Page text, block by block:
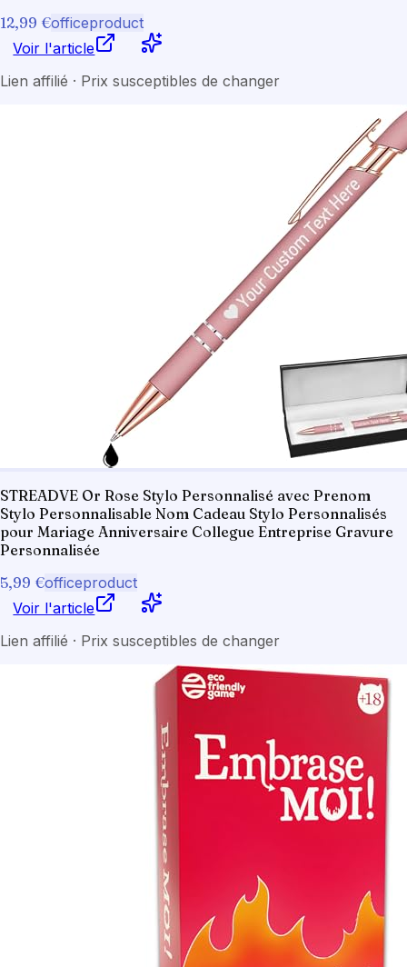
12,99 €officeproduct
Voir l'article
Lien affilié · Prix susceptibles de changer
STREADVE Or Rose Stylo Personnalisé avec Prenom
Stylo Personnalisable Nom Cadeau Stylo Personnalisés
pour Mariage Anniversaire Collegue Entreprise Gravure
Personnalisée
5,99 €officeproduct
Voir l'article
Lien affilié · Prix susceptibles de changer